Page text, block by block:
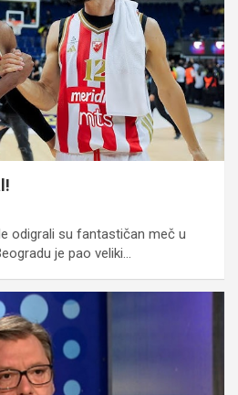
odigrali su fantastičan meč u
je pao veliki…